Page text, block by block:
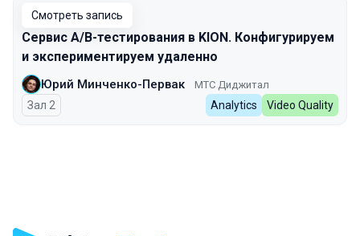
Смотреть запись
Сервис А/B-тестирования в KION. Конфигурируем
и экспериментируем удаленно
Юрий Минченко-Первак МТС Диджитал
Зал 2 Analytics Video Quality